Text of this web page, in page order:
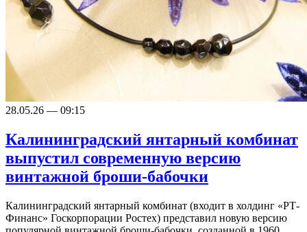
28.05.26 — 09:15
Калининградский янтарный комбинат
выпустил современную версию
винтажной броши-бабочки
Калининградский янтарный комбинат (входит в холдинг «РТ-
Финанс» Госкорпорации Ростех) представил новую версию